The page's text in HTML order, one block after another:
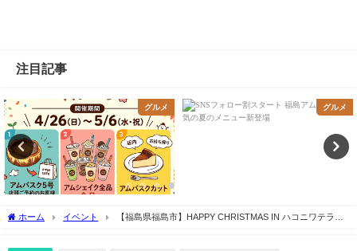
注目記事
グルメ グルメ
ホーム イベント
【福島県福島市】HAPPY CHRISTMAS IN ハコニワテラス: